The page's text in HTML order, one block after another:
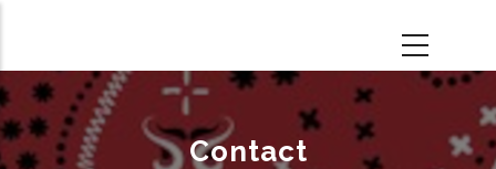
main
content
Contact